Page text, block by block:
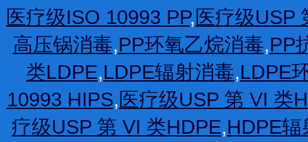
医疗级ISO 10993 PP,医疗级USP
高压锅消毒,PP环氧乙烷消毒,PP
类LDPE,LDPE辐射消毒,LDPE
10993 HIPS,医疗级USP 第 VI 类
疗级USP 第 VI 类HDPE,HDPE辐